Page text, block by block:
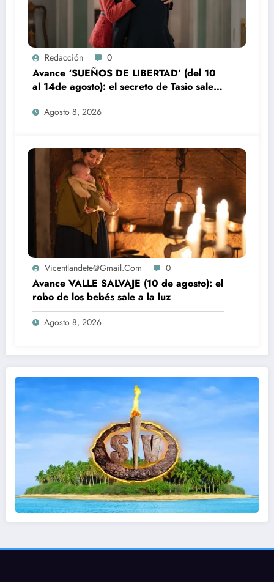
Redacción 0
Avance ‘SUEÑOS DE LIBERTAD’ (del 10
al 14de agosto): el secreto de Tasio sale a
la luz
Agosto 8, 2026
Vicentlandete@gmail.com 0
Avance VALLE SALVAJE (10 de agosto): el
robo de los bebés sale a la luz
Agosto 8, 2026